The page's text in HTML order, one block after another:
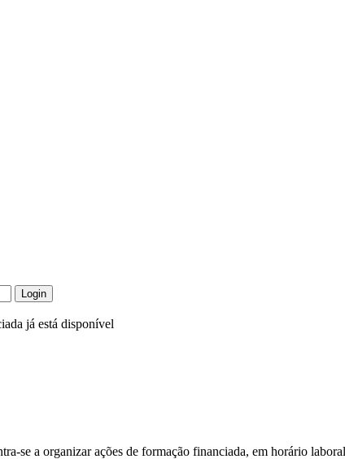
já está disponível
se a organizar ações de formação financiada, em horário